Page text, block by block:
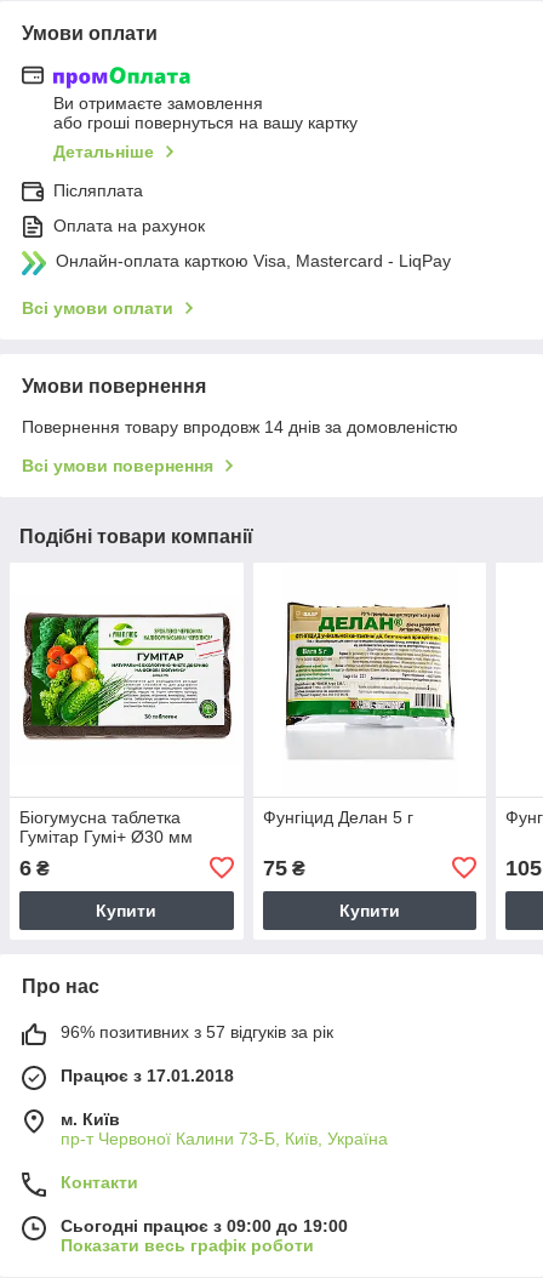
Умови оплати
Ви отримаєте замовлення
або гроші повернуться на вашу картку
Детальніше
Післяплата
Оплата на рахунок
Онлайн-оплата карткою Visa, Mastercard - LiqPay
Всі умови оплати
Умови повернення
Повернення товару впродовж 14 днів за домовленістю
Всі умови повернення
Подібні товари компанії
Біогумусна таблетка
Гумітар Гумі+ Ø30 мм
6 ₴
Купити
Фунгіцид Делан 5 г
75₴
Купити
105
Про нас
96% позитивних з 57 відгуків за рік
Працює з 17.01.2018
м. Київ
пр-т Червоної Калини 73-Б, Київ, Україна
Контакти
Сьогодні працює з 09:00 до 19:00
Показати весь графік роботи